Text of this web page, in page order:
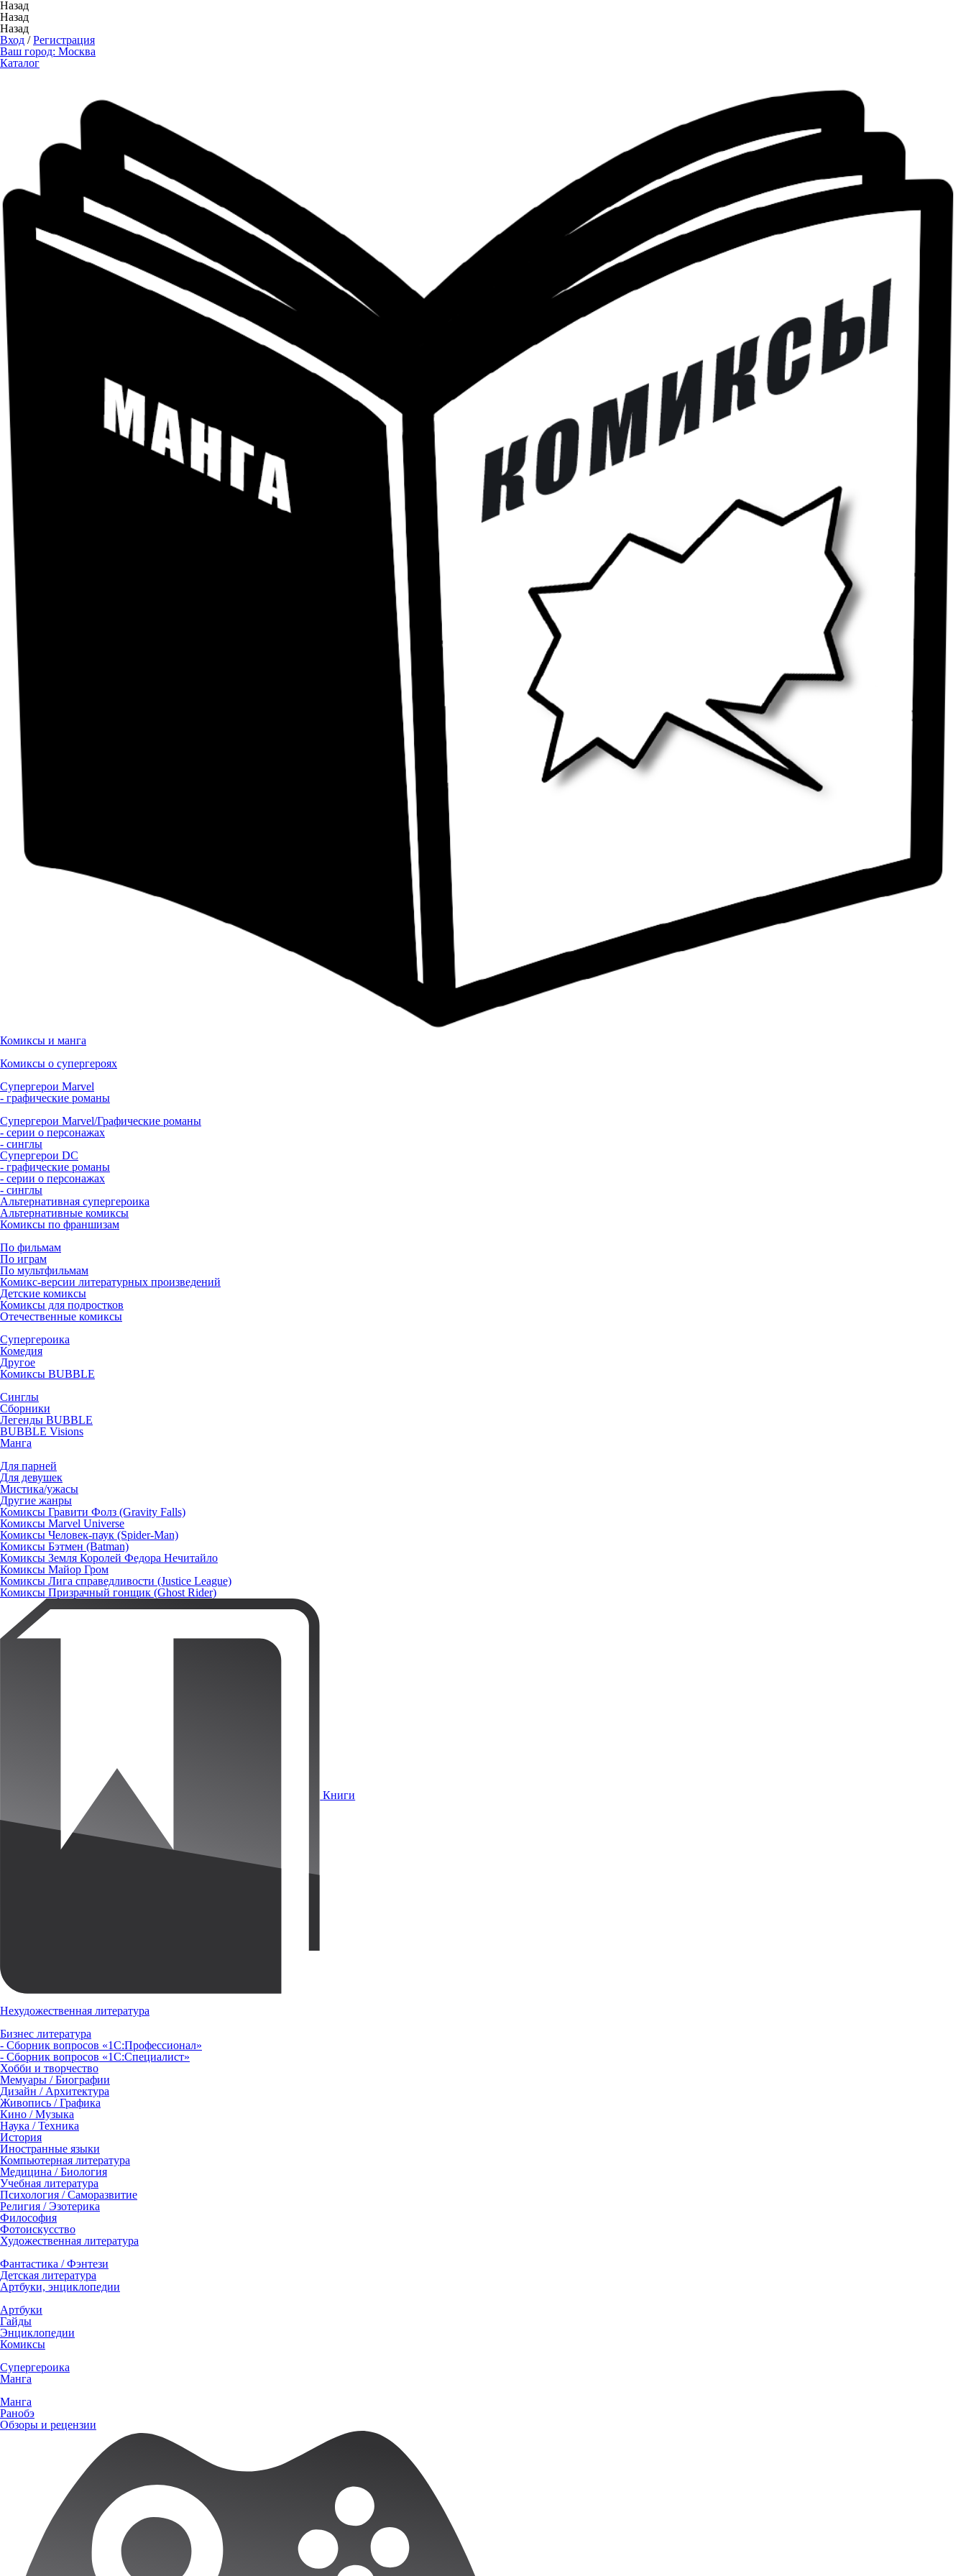
Назад
Назад
Назад
Вход /Регистрация
Ваш город: Москва
Каталог
Комиксы и манга
Комиксы о супергероях
Супергерои Marvel
- графические романы
Супергерои Marvel/Графические романы
- серии о персонажах
- синглы
Супергерои DC
- графические романы
- серии о персонажах
- синглы
Альтернативная супергероика
Альтернативные комиксы
Комиксы по франшизам
По фильмам
По играм
По мультфильмам
Комикс-версии литературных произведений
Детские комиксы
Комиксы для подростков
Отечественные комиксы
Супергероика
Комедия
Другое
Комиксы BUBBLE
Синглы
Сборники
Легенды BUBBLE
BUBBLE Visions
Манга
Для парней
Для девушек
Мистика/ужасы
Другие жанры
Комиксы Гравити Фолз (Gravity Falls)
Комиксы Marvel Universe
Комиксы Человек-паук (Spider-Man)
Комиксы Бэтмен (Batman)
Комиксы Земля Королей Федора Нечитайло
Комиксы Майор Гром
Комиксы Лига справедливости (Justice League)
Комиксы Призрачный гонщик (Ghost Rider)
Книги
Нехудожественная литература
Бизнес литература
- Сборник вопросов «1С:Профессионал»
- Сборник вопросов «1С:Специалист»
Хобби и творчество
Мемуары / Биографии
Дизайн / Архитектура
Живопись / Графика
Кино / Музыка
Наука / Техника
История
Иностранные языки
Компьютерная литература
Медицина / Биология
Учебная литература
Психология / Саморазвитие
Религия / Эзотерика
Философия
Фотоискусство
Художественная литература
Фантастика / Фэнтези
Детская литература
Артбуки, энциклопедии
Артбуки
Гайды
Энциклопедии
Комиксы
Супергероика
Манга
Манга
Ранобэ
Обзоры и рецензии